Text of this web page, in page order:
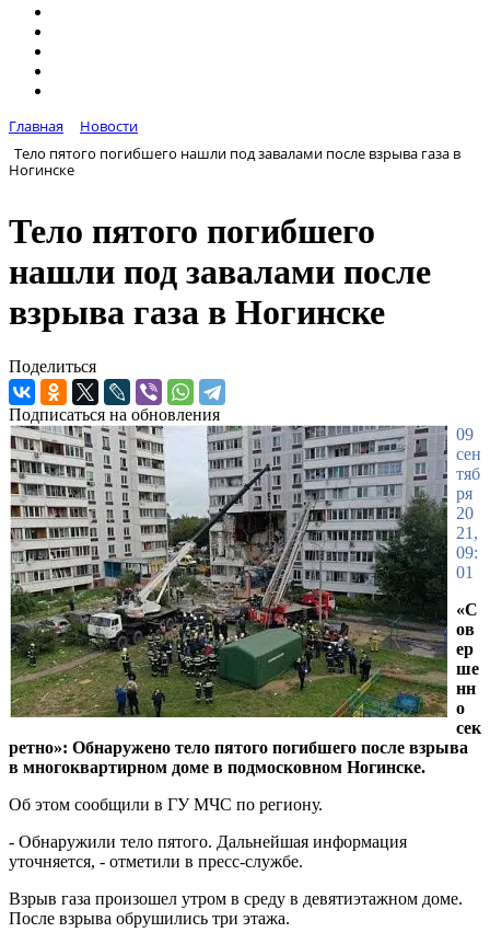
Главная
Новости
Тело пятого погибшего нашли под завалами после взрыва газа в
Ногинске
Тело пятого погибшего
нашли под завалами после
взрыва газа в Ногинске
Поделиться
Подписаться на обновления
09
сен
тяб
ря
20
21,
09:
01
«С
ов
ер
ше
нн
о
сек
ретно»: Обнаружено тело пятого погибшего после взрыва
в многоквартирном доме в подмосковном Ногинске.
Об этом сообщили в ГУ МЧС по региону.
- Обнаружили тело пятого. Дальнейшая информация
уточняется, - отметили в пресс-службе.
Взрыв газа произошел утром в среду в девятиэтажном доме.
После взрыва обрушились три этажа.